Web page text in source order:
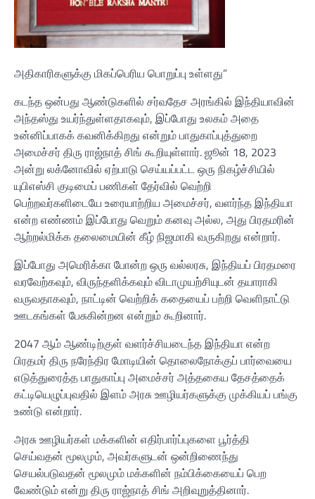
அதிகாரிகளுக்கு மிகப்பெரிய பொறுப்பு உள்ளது”
கடந்த ஒன்பது ஆண்டுகளில் சர்வதேச அரங்கில் இந்தியாவின்
அந்தஸ்து உயர்ந்துள்ளதாகவும், இப்போது உலகம் அதை
உன்னிப்பாகக் கவனிக்கிறது என்றும் பாதுகாப்புத்துறை
அமைச்சர் திரு ராஜ்நாத் சிங் கூறியுள்ளார். ஜூன் 18, 2023
அன்று லக்னோவில் ஏற்பாடு செய்யப்பட்ட ஒரு நிகழ்ச்சியில்
யுபிஎஸ்சி குடிமைப் பணிகள் தேர்வில் வெற்றி
பெற்றவர்களிடையே உரையாற்றிய அமைச்சர், வளர்ந்த இந்தியா
என்ற எண்ணம் இப்போது வெறும் கனவு அல்ல, அது பிரதமரின்
ஆற்றல்மிக்க தலைமையின் கீழ் நிஜமாகி வருகிறது என்றார்.
இப்போது அமெரிக்கா போன்ற ஒரு வல்லரசு, இந்தியப் பிரதமரை
வரவேற்கவும், விருந்தளிக்கவும் விடாமுயற்சியுடன் தயாராகி
வருவதாகவும், நாட்டின் வெற்றிக் கதையைப் பற்றி வெளிநாட்டு
ஊடகங்கள் பேசுகின்றன என்றும் கூறினார்.
2047 ஆம் ஆண்டிற்குள் வளர்ச்சியடைந்த இந்தியா என்ற
பிரதமர் திரு நரேந்திர மோடியின் தொலைநோக்குப் பார்வையை
எடுத்துரைத்த பாதுகாப்பு அமைச்சர் அத்தகைய தேசத்தைக்
கட்டியெழுப்புவதில் இளம் அரசு ஊழியர்களுக்கு முக்கியப் பங்கு
உண்டு என்றார்.
அரசு ஊழியர்கள் மக்களின் எதிர்பார்ப்புகளை பூர்த்தி
செய்வதன் மூலமும், அவர்களுடன் ஒன்றிணைந்து
செயல்படுவதன் மூலமும் மக்களின் நம்பிக்கையைப் பெற
வேண்டும் என்று திரு ராஜ்நாத் சிங் அறிவுறுத்தினார்.